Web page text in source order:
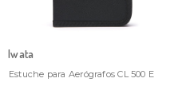
Iwata
Estuche para Aerógrafos CL 500 E